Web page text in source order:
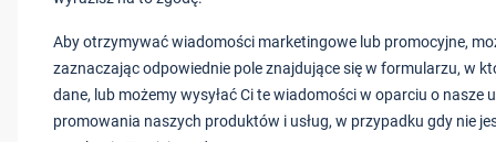
Aby otrzymywać wiadomości marketingowe lub promocyjne,
zaznaczając odpowiednie pole znajdujące się w formularzu, w
dane, lub możemy wysyłać Ci te wiadomości w oparciu o nasze
promowania naszych produktów i usług, w przypadku gdy nie